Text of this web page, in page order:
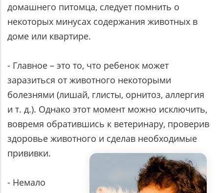
домашнего питомца, следует помнить о
некоторых минусах содержания животных в
доме или квартире.
- Главное – это то, что ребенок может
заразиться от животного некоторыми
болезнями (лишай, глисты, орнитоз, аллергия
и т. д.). Однако этот момент можно исключить,
вовремя обратившись к ветеринару, проверив
здоровье животного и сделав необходимые
прививки.
- Немало